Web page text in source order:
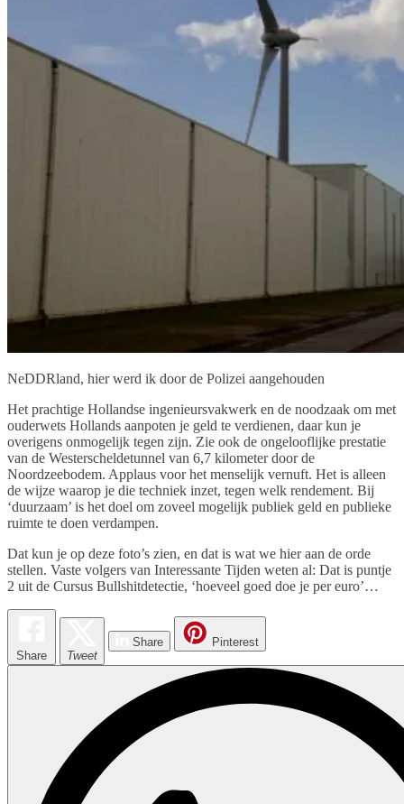
NeDDRland, hier werd ik door de Polizei aangehouden
Het prachtige Hollandse ingenieursvakwerk en de noodzaak om met
ouderwets Hollands aanpoten je geld te verdienen, daar kun je
overigens onmogelijk tegen zijn. Zie ook de ongelooflijke prestatie
van de Westerscheldetunnel van 6,7 kilometer door de
Noordzeebodem. Applaus voor het menselijk vernuft. Het is alleen
de wijze waarop je die techniek inzet, tegen welk rendement. Bij
‘duurzaam’ is het doel om zoveel mogelijk publiek geld en publieke
ruimte te doen verdampen.
Dat kun je op deze foto’s zien, en dat is wat we hier aan de orde
stellen. Vaste volgers van Interessante Tijden weten al: Dat is puntje
2 uit de Cursus Bullshitdetectie, ‘hoeveel goed doe je per euro’…
Share Tweet
Share Pinterest